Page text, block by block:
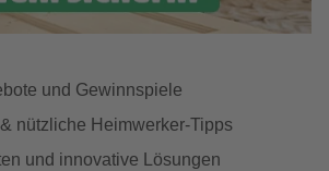
und Gewinnspiele
nützliche Heimwerker-Tipps
und innovative Lösungen